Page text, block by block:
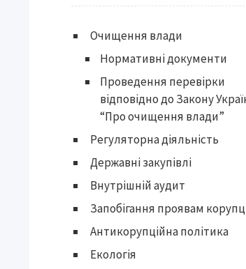
Очищення влади
Нормативні документи
Проведення перевірки
відповідно до Закону
“Про очищення влади”
Регуляторна діяльність
Державні закупівлі
Внутрішній аудит
Запобігання проявам
Антикорупційна політика
Екологія